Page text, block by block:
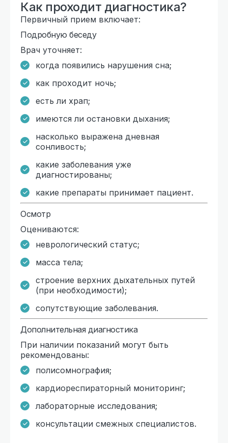
Как проходит диагностика?
Первичный прием включает:
Подробную беседу
Врач уточняет:
когда появились нарушения сна;
как проходит ночь;
есть ли храп;
имеются ли остановки дыхания;
насколько выражена дневная
сонливость;
какие заболевания уже
диагностированы;
какие препараты принимает пациент.
Осмотр
Оцениваются:
неврологический статус;
масса тела;
строение верхних дыхательных путей
(при необходимости);
сопутствующие заболевания.
Дополнительная диагностика
При наличии показаний могут быть
рекомендованы:
полисомнография;
кардиореспираторный мониторинг;
лабораторные исследования;
консультации смежных специалистов.